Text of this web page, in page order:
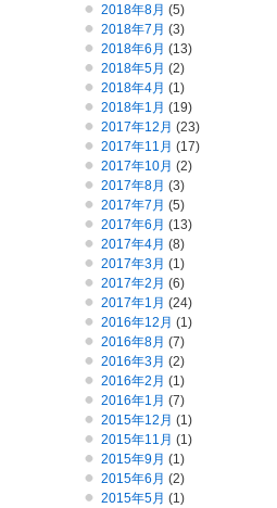
2018年8月 (5)
2018年7月 (3)
2018年6月 (13)
2018年5月 (2)
2018年4月 (1)
2018年1月 (19)
2017年12月 (23)
2017年11月 (17)
2017年10月 (2)
2017年8月 (3)
2017年7月 (5)
2017年6月 (13)
2017年4月 (8)
2017年3月 (1)
2017年2月 (6)
2017年1月 (24)
2016年12月 (1)
2016年8月 (7)
2016年3月 (2)
2016年2月 (1)
2016年1月 (7)
2015年12月 (1)
2015年11月 (1)
2015年9月 (1)
2015年6月 (2)
2015年5月 (1)